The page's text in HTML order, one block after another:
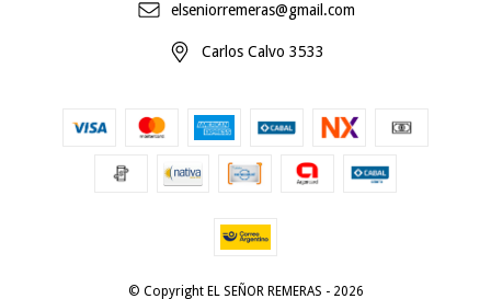
elseniorremeras@gmail.com
Carlos Calvo 3533
© Copyright EL SEÑOR REMERAS - 2026